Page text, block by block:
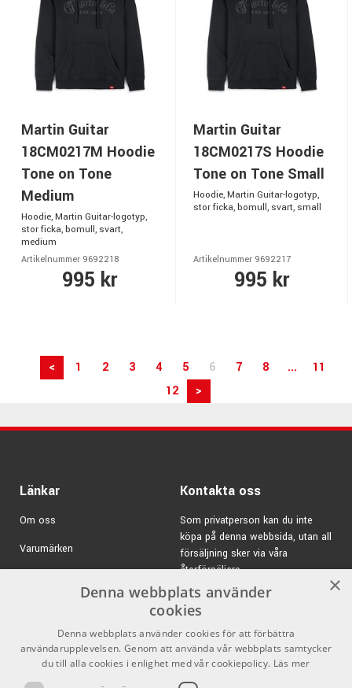
Martin Guitar
18CM0217M Hoodie
Tone on Tone
Medium
Hoodie, Martin Guitar-logotyp,
stor ficka, bomull, svart,
medium
Artikelnummer 9692218
995 kr
Martin Guitar
18CM0217S Hoodie
Tone on Tone Small
Hoodie, Martin Guitar-logotyp,
stor ficka, bomull, svart, small
Artikelnummer 9692217
995 kr
< 1 2 3 4 5 6 7 8 ...
11
12
>
Länkar
Om oss
Varumärken
Försäljningsvillkor
Inlogg för återförsäljare
Kontakta oss
Som privatperson kan du inte
köpa på denna webbsida, utan all
försäljning sker via våra
återförsäljare.
E-post:info@emnordic.se
×
Denna webbplats använder
cookies
Denna webbplats använder cookies för att förbättra
användarupplevelsen. Genom att använda vår webbplats samtycker
du till alla cookies i enlighet med vår cookiepolicy. Läs mer